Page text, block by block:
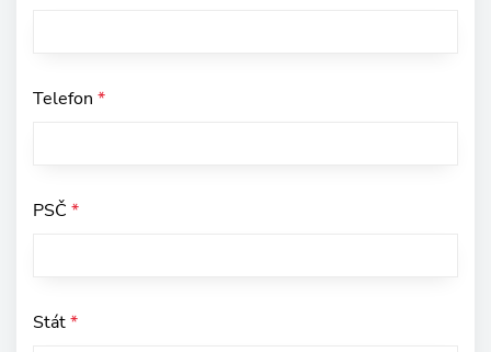
Telefon *
PSČ *
Stát*